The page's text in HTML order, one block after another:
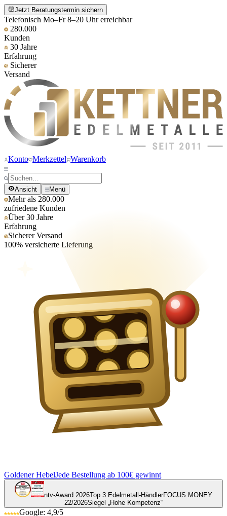
Jetzt Beratungstermin sichern
Telefonisch Mo–Fr 8–20 Uhr erreichbar
280.000
Kunden
30 Jahre
Erfahrung
Sicherer
Versand
Konto Merkzettel Warenkorb
Ansicht Menü
Mehr als 280.000
zufriedene Kunden
Über 30 Jahre
Erfahrung
Sicherer Versand
100% versicherte Lieferung
Goldener HebelJede Bestellung ab 100€ gewinnt
ntv-Award 2026Top 3 Edelmetall-HändlerFOCUS MONEY
22/2026Siegel „Hohe Kompetenz“
Google: 4,9/5